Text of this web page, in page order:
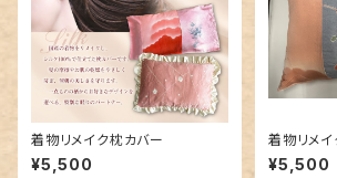
着物リメイク枕カバー
¥5,500
着物リメ
ー 006
¥5,500